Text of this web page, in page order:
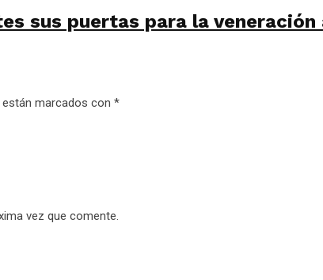
sus puertas para la veneración
marcados con *
vez que comente.